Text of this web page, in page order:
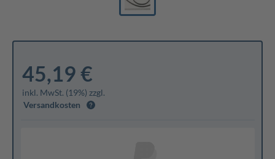
45,19 €
inkl. MwSt. (19%) zzgl.
Versandkosten